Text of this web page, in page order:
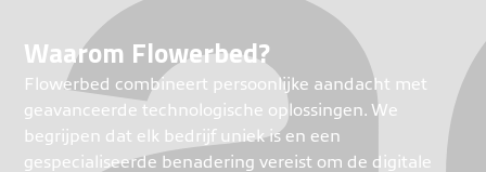
Waarom Flowerbed?
Flowerbed combineert persoonlijke aandacht met
geavanceerde technologische oplossingen. We
begrijpen dat elk bedrijf uniek is en een
gespecialiseerde benadering vereist om de digitale